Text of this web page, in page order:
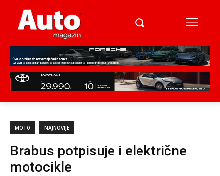
MOTO NAJNOVIJE
Brabus potpisuje i električne
motocikle